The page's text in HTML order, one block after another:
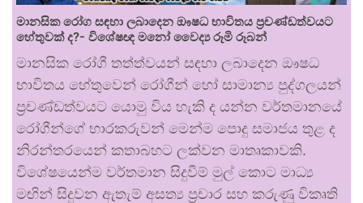
මානසික රෝග සඳහා ලබාදෙන ඖෂධ භාවිතය ප්‍රචණ්ඩත්වයට
හේතුවක් ද?- විශේෂඥ මනෝ වෛද්‍ය රූමි රූබන්
මානසික රෝගී තත්ත්වයන් සඳහා ලබාදෙන ඖෂධ
භාවිතය හේතුවෙන් රෝගීන් හෝ සාමාන්‍ය පුද්ගලයන්
ප්‍රචණ්ඩත්වයට යොමු විය හැකි ද යන්න වර්තමානයේ
රෝගීන්ගේ භාරකරුවන් මෙන්ම පොදු සමාජය තුළ ද
නිරන්තරයෙන් කතාබහට ලක්වන මාතෘකාවකි.
විශේෂයෙන්ම වර්තමාන සිදුවීම් මුල් කොට මාධ්‍ය
මඟින් සිදුවන ඇතැම් අසත්‍ය ප්‍රචාර සහ කරුණු විකෘති